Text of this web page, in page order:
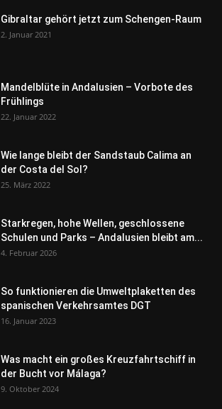
Gibraltar gehört jetzt zum Schengen-Raum
2. Januar 2021
Mandelblüte in Andalusien – Vorbote des
Frühlings
22. Januar 2022
Wie lange bleibt der Sandstaub Calima an
der Costa del Sol?
25. März 2022
Starkregen, hohe Wellen, geschlossene
Schulen und Parks – Andalusien bleibt am...
4. Februar 2026
So funktionieren die Umweltplaketten des
spanischen Verkehrsamtes DGT
16. Januar 2023
Was macht ein großes Kreuzfahrtschiff in
der Bucht vor Málaga?
9. Oktober 2024